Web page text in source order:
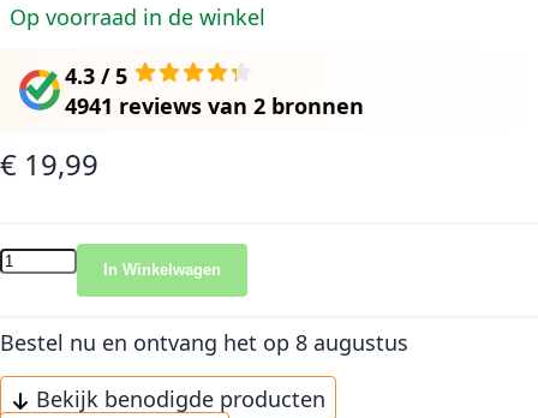
Op voorraad in de winkel
4.3 / 5
4941 reviews van 2 bronnen
€ 19,99
In Winkelwagen
Bestel nu en ontvang het op 8 augustus
Bekijk benodigde producten